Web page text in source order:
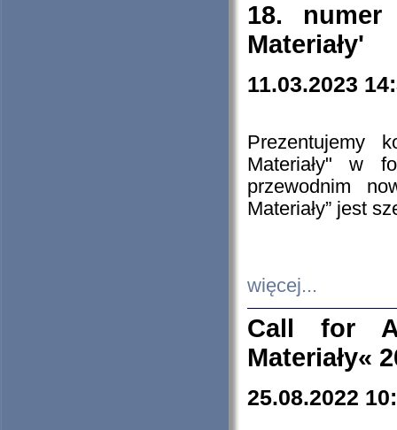
18. numer
Materiały'
11.03.2023
Prezentujemy
Materiały" w
przewodnim
Materiały” jest
więcej...
Call for
Materiały«
25.08.2022